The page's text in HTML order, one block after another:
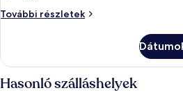
kétszemélyes
a
tengerre
További részletek
Deluxe
kilátással
tengerre
Hasonló szálláshelyek